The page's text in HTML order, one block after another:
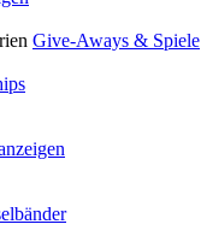
Give-Aways & Spiele